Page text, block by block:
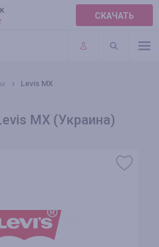
СКАЧАТЬ
Levis MX
MX (Украина)